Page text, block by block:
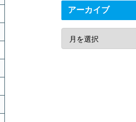
アーカイブ